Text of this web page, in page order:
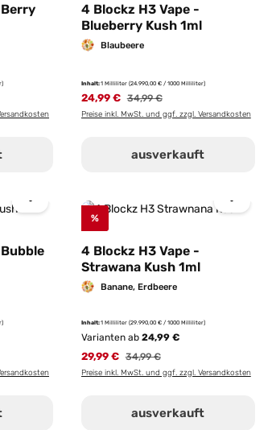
Durchschnittliche Bewertung von 5
4 Blockz H3 Vape -
Blueberry Kush 1ml
Blaubeere
Inhalt:1 Milliliter (24.990,00 € / 1000 Milliliter)
24,99 € Regulärer Preis:
34,99 €
Preise inkl. MwSt. und ggf. zzgl. Versandkosten
ausverkauft
%
4 Blockz H3 Vape -
Strawana Kush 1ml
Banane, Erdbeere
Inhalt:1 Milliliter (29.990,00 € / 1000 Milliliter)
Varianten ab24,99 €
29,99 € Regulärer Preis:
34,99 €
Preise inkl. MwSt. und ggf. zzgl. Versandkosten
ausverkauft